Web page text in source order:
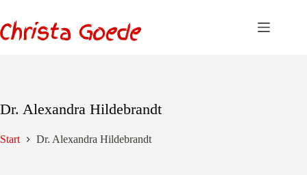
springen
Dr. Alexandra Hildebrandt
Start Dr. Alexandra Hildebrandt